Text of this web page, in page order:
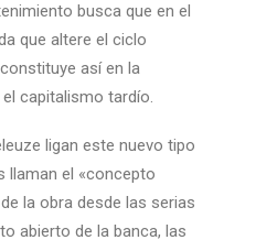
busca que en el
que altere el ciclo
así en la
capitalismo tardío.
ligan este nuevo tipo
llaman el «concepto
la obra desde las serias
abierto de la banca, las